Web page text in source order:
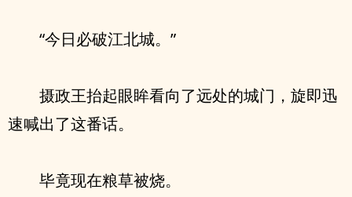
“今日必破江北城。”
摄政王抬起眼眸看向了远处的城门，旋即迅
速喊出了这番话。
毕竟现在粮草被烧。